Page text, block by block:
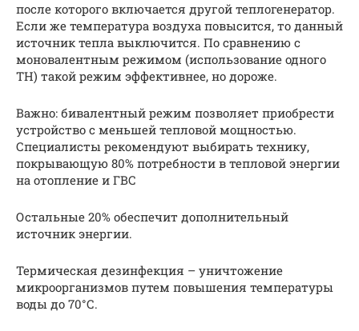
после которого включается другой теплогенератор.
Если же температура воздуха повысится, то данный
источник тепла выключится. По сравнению с
моновалентным режимом (использование одного
ТН) такой режим эффективнее, но дороже.
Важно: бивалентный режим позволяет приобрести
устройство с меньшей тепловой мощностью.
Специалисты рекомендуют выбирать технику,
покрывающую 80% потребности в тепловой энергии
на отопление и ГВС
Остальные 20% обеспечит дополнительный
источник энергии.
Термическая дезинфекция – уничтожение
микроорганизмов путем повышения температуры
воды до 70°С.